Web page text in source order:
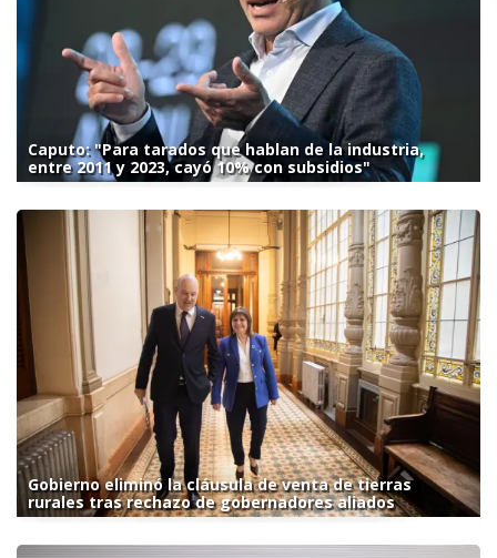
Caputo: "Para tarados que hablan de la industria,
entre 2011 y 2023, cayó 10% con subsidios"
Gobierno eliminó la cláusula de venta de tierras
rurales tras rechazo de gobernadores aliados